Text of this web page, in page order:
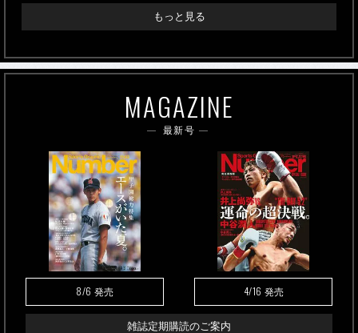
もっと見る
MAGAZINE
最新号
8/6 発売 4/16 発売
雑誌定期購読のご案内